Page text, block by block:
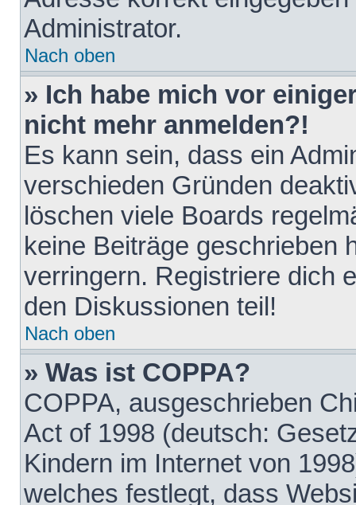
Administrator.
Nach oben
» Ich habe mich vor
nicht mehr anmelden?!
Es kann sein, dass ein
verschieden Gründen
löschen viele Boards
keine Beiträge geschrieben
verringern. Registriere dich
den Diskussionen teil!
Nach oben
» Was ist COPPA?
COPPA, ausgeschrieben
Act of 1998 (deutsch:
Kindern im Internet von
welches festlegt, dass